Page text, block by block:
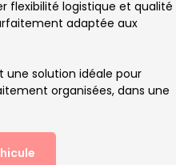
flexibilité logistique et qualité
adaptée aux
une solution idéale pour
organisées, dans une